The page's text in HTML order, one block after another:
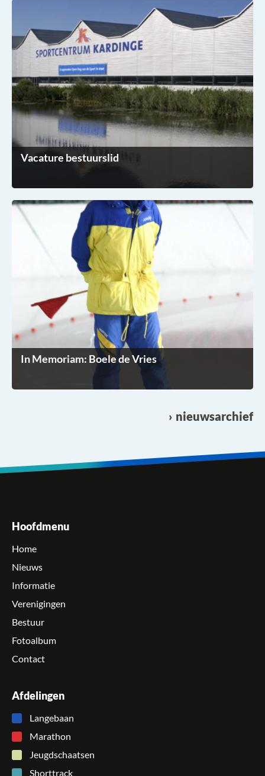
Vacature bestuurslid
In Memoriam: Boele de Vries
nieuwsarchief
Hoofdmenu
Home
Nieuws
Informatie
Verenigingen
Bestuur
Fotoalbum
Contact
Afdelingen
Langebaan
Marathon
Jeugdschaatsen
Shorttrack